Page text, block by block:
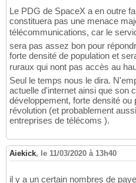
Le PDG de SpaceX a en outre
constituera pas une menace
télécommunications, car le
sera pas assez bon pour
forte densité de population et
ruraux qui nont pas accès au
Seul le temps nous le dira.
actuelle d'internet ainsi que son
développement, forte densité
révolution (et probablement
entreprises de télécoms ).
Aiekick, le 11/03/2020 à 13h40
il y a un certain nombres de